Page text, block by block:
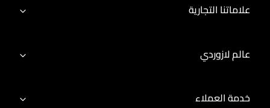
علاماتنا التجارية
عالم لازوردي
خدمة العملاء